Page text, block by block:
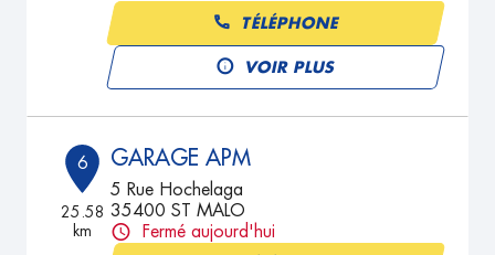
TÉLÉPHONE
VOIR PLUS
6
25.58
km
GARAGE APM
5 Rue Hochelaga
35400 ST MALO
Fermé aujourd'hui